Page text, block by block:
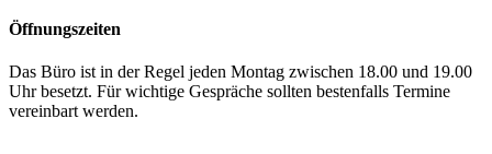
Öffnungszeiten
Das Büro ist in der Regel jeden Montag zwischen 18.00 und 19.00
Uhr besetzt. Für wichtige Gespräche sollten bestenfalls Termine
vereinbart werden.